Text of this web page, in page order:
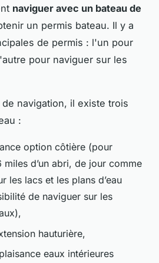
naviguer avec un bateau de
un permis bateau. Il y a
de permis : l'un pour
pour naviguer sur les
navigation, il existe trois
:
option côtière (pour
miles d’un abri, de jour comme
les lacs et les plans d’eau
de naviguer sur les
hauturière,
eaux intérieures